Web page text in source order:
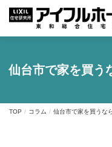
仙台市で家を買う
TOP コラム 仙台市で家を買うな